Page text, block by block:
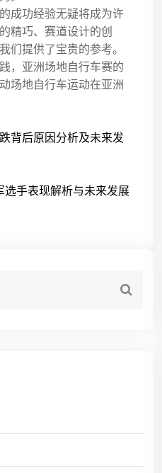
成功经验无疑将成为许
精巧、赛道设计的创
们提供了宝贵的参考。
，亚洲场地自行车赛的
场地自行车运动在亚洲
背后原因分析及未来发
手表现解析与未来发展